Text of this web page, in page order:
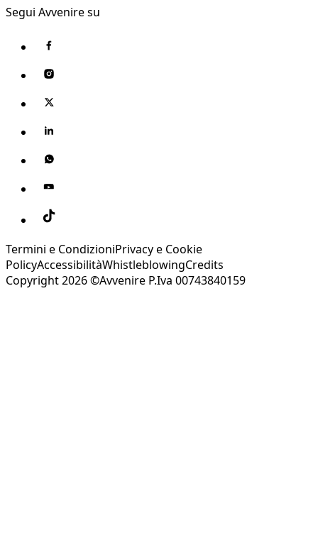
Segui Avvenire su
Termini e CondizioniPrivacy e Cookie
PolicyAccessibilitàWhistleblowingCredits
Copyright 2026 ©Avvenire P.Iva 00743840159